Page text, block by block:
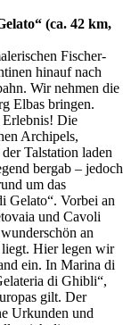
(ca. 42 km,
Fischer-
hinauf nach
Wir nehmen die
Elbas bringen.
Erlebnis! Die
Archipels,
Talstation laden
bergab – jedoch
um das
Gelato“. Vorbei an
und Cavoli
an
liegt. Hier legen wir
ein. In Marina di
di Ghibli“,
gilt. Der
Urkunden und